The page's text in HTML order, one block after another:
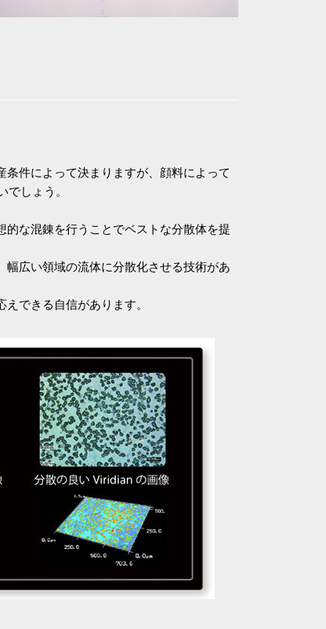
件によって決まりますが、顔料によって
しょう。
な混錬を行うことでベストな分散体を提
広い領域の流体に分散化させる技術があ
できる自信があります。